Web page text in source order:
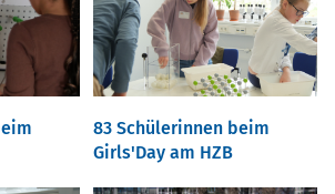
83 Schülerinnen beim
Girls'Day am HZB